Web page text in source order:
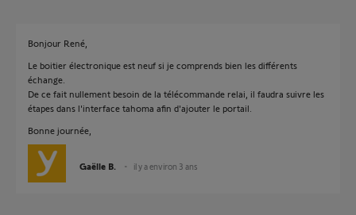
Bonjour René,
Le boitier électronique est neuf si je comprends bien les différents
échange.
De ce fait nullement besoin de la télécommande relai, il faudra suivre les
étapes dans l'interface tahoma afin d'ajouter le portail.
Bonne journée,
Gaëlle B. il y a environ 3 ans